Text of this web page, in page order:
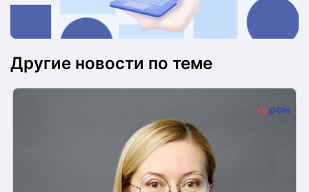
Другие новости по теме